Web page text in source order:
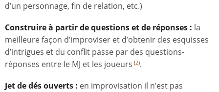
d’un personnage, fin de relation, etc.)
Construire à partir de questions et de réponses : la
meilleure façon d’improviser et d’obtenir des esquisses
d’intrigues et du conflit passe par des questions-
réponses entre le MJ et les joueurs (2).
Jet de dés ouverts : en improvisation il n’est pas